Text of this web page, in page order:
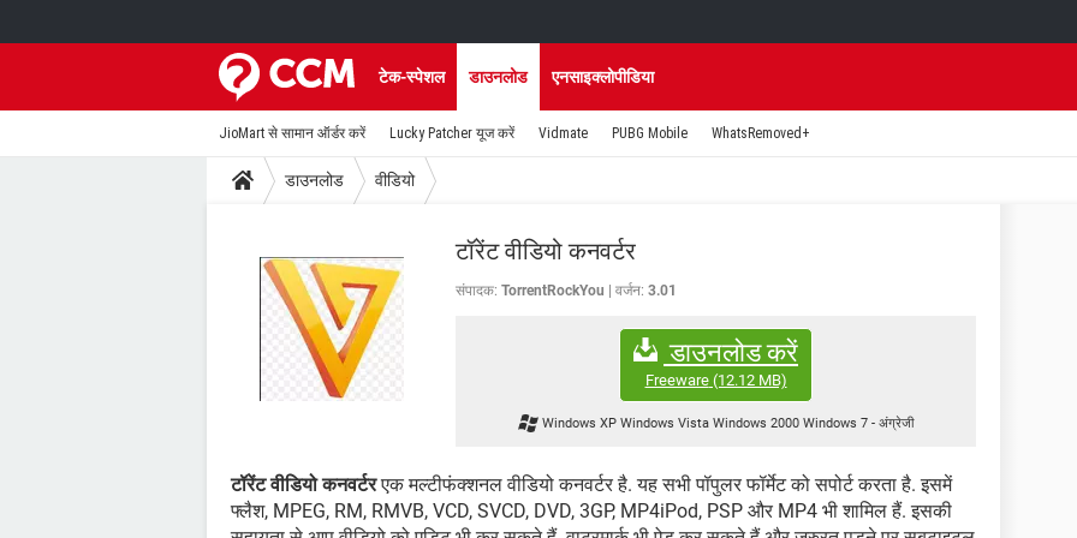
टेक-स्पेशल डाउनलोड एनसाइक्लोपीडिया
JioMart से सामान ऑर्डर करें Lucky Patcher यूज करें Vidmate PUBG Mobile WhatsRemoved+
डाउनलोड वीडियो
टॉरेंट वीडियो कनवर्टर
संपादक: TorrentRockYou वर्जन: 3.01
डाउनलोड करें
Freeware(12.12 MB)
Windows XP Windows Vista Windows 2000 Windows 7-अंग्रेजी
टॉरेंट वीडियो कनवर्टरएक मल्टीफंक्शनल वीडियो कनवर्टर है. यह सभी पॉपुलर फॉर्मेट को सपोर्ट करता है. इसमें
फ्लैश, MPEG, RM, RMVB, VCD, SVCD, DVD, 3GP, MP4iPod, PSP और MP4 भी शामिल हैं. इसकी